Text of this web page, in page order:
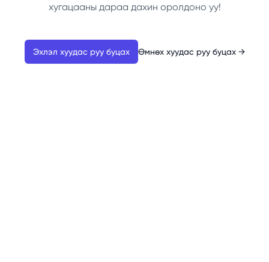
хугацааны дараа дахин оролдоно уу!
Эхлэл хуудас руу буцах Өмнөх хуудас руу буцах →